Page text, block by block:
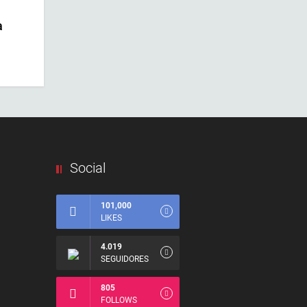
Social
101,000
LIKES
4.019
SEGUIDORES
805
FOLLOWS